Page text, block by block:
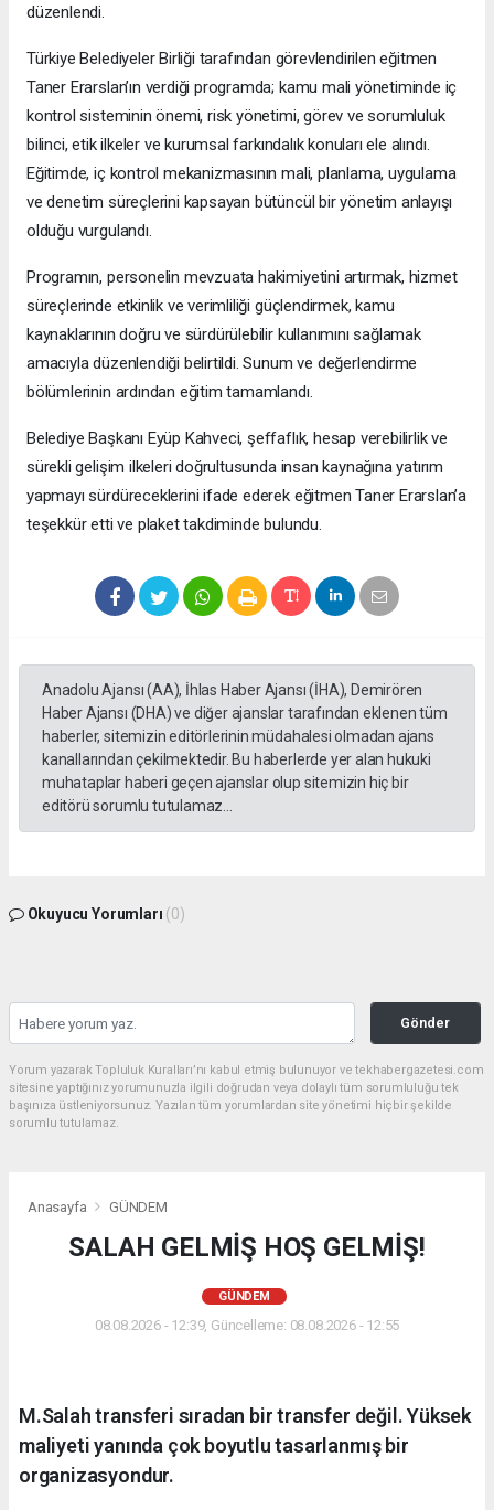
düzenlendi.
Türkiye Belediyeler Birliği tarafından görevlendirilen eğitmen
Taner Erarslan’ın verdiği programda; kamu mali yönetiminde iç
kontrol sisteminin önemi, risk yönetimi, görev ve sorumluluk
bilinci, etik ilkeler ve kurumsal farkındalık konuları ele alındı.
Eğitimde, iç kontrol mekanizmasının mali, planlama, uygulama
ve denetim süreçlerini kapsayan bütüncül bir yönetim anlayışı
olduğu vurgulandı.
Programın, personelin mevzuata hakimiyetini artırmak, hizmet
süreçlerinde etkinlik ve verimliliği güçlendirmek, kamu
kaynaklarının doğru ve sürdürülebilir kullanımını sağlamak
amacıyla düzenlendiği belirtildi. Sunum ve değerlendirme
bölümlerinin ardından eğitim tamamlandı.
Belediye Başkanı Eyüp Kahveci, şeffaflık, hesap verebilirlik ve
sürekli gelişim ilkeleri doğrultusunda insan kaynağına yatırım
yapmayı sürdüreceklerini ifade ederek eğitmen Taner Erarslan’a
teşekkür etti ve plaket takdiminde bulundu.
Anadolu Ajansı (AA), İhlas Haber Ajansı (İHA), Demirören
Haber Ajansı (DHA) ve diğer ajanslar tarafından eklenen tüm
haberler, sitemizin editörlerinin müdahalesi olmadan ajans
kanallarından çekilmektedir. Bu haberlerde yer alan hukuki
muhataplar haberi geçen ajanslar olup sitemizin hiç bir
editörü sorumlu tutulamaz...
Okuyucu Yorumları (0)
Gönder
Yorum yazarak Topluluk Kuralları’nı kabul etmiş bulunuyor ve tekhabergazetesi.com
sitesine yaptığınız yorumunuzla ilgili doğrudan veya dolaylı tüm sorumluluğu tek
başınıza üstleniyorsunuz. Yazılan tüm yorumlardan site yönetimi hiçbir şekilde
sorumlu tutulamaz.
Anasayfa GÜNDEM
SALAH GELMİŞ HOŞ GELMİŞ!
GÜNDEM
08.08.2026 - 12:39, Güncelleme: 08.08.2026 - 12:55
M.Salah transferi sıradan bir transfer değil. Yüksek
maliyeti yanında çok boyutlu tasarlanmış bir
organizasyondur.